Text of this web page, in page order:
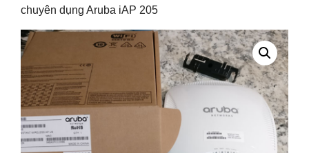
chuyên dụng Aruba iAP 205